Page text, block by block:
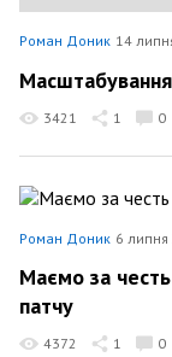
Роман Доник 14
3421 1 0
Роман Доник 6
Маємо за
патчу
4372 1 0